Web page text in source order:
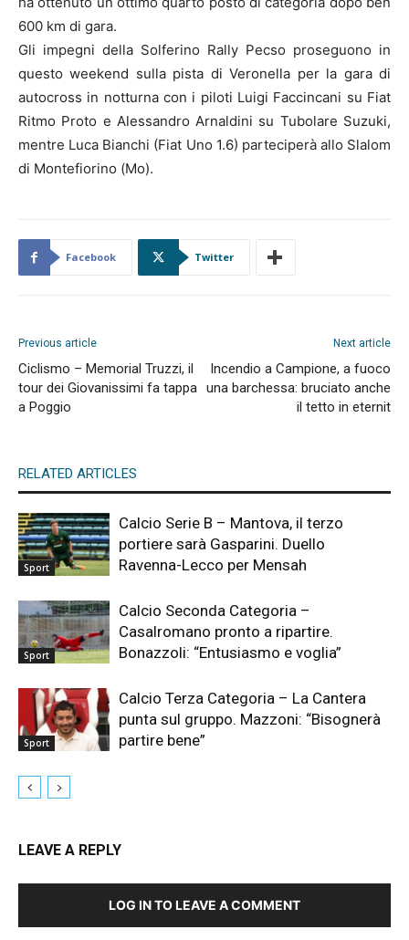
600 km di gara.
Gli impegni della Solferino Rally Pecso proseguono in
questo weekend sulla pista di Veronella per la gara di
autocross in notturna con i piloti Luigi Faccincani su Fiat
Ritmo Proto e Alessandro Arnaldini su Tubolare Suzuki,
mentre Luca Bianchi (Fiat Uno 1.6) parteciperà allo Slalom
di Montefiorino (Mo).
Facebook Twitter
Previous article
Ciclismo – Memorial Truzzi, il
tour dei Giovanissimi fa tappa
a Poggio
Next article
Incendio a Campione, a fuoco
una barchessa: bruciato anche
il tetto in eternit
RELATED ARTICLES
Sport
Calcio Serie B – Mantova, il terzo
portiere sarà Gasparini. Duello
Ravenna-Lecco per Mensah
Sport
Calcio Seconda Categoria –
Casalromano pronto a ripartire.
Bonazzoli: “Entusiasmo e voglia”
Sport
Calcio Terza Categoria – La Cantera
punta sul gruppo. Mazzoni: “Bisognerà
partire bene”
LEAVE A REPLY
LOG IN TO LEAVE A COMMENT